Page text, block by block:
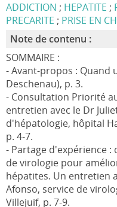
ADDICTION ; HEPATITE ;
PRECARITE ; PRISE EN
Note de contenu :
SOMMAIRE :
- Avant-propos : Quand
Deschenau), p. 3.
- Consultation Priorité
entretien avec le Dr
d'hépatologie, hôpital
p. 4-7.
- Partage d'expérience
de virologie pour
hépatites. Un entretien
Afonso, service de
Villejuif, p. 7-9.